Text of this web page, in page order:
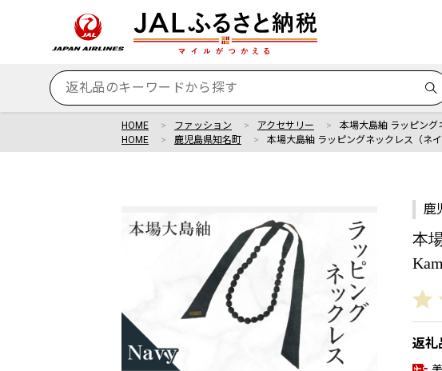
HOME ファッション アクセサリー 本場大島紬 ラッピン
HOME
鹿児島県知名町 本場大島紬 ラッピングネックレス（ネ
鹿
本
返礼